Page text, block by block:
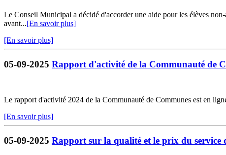
Le Conseil Municipal a décidé d'accorder une aide pour les élèves
avant...[En savoir plus]
[En savoir plus]
05-09-2025 Rapport d'activité de la Communauté de
Le rapport d'activité 2024 de la Communauté de Communes est en
[En savoir plus]
05-09-2025 Rapport sur la qualité et le prix du service